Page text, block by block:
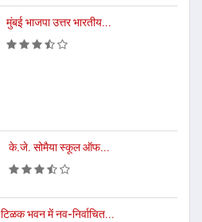
मुंबई भाजपा उत्तर भारतीय...
के.जे. सोमैया स्कूल ऑफ...
टिळक भवन में नव-निर्वाचित...